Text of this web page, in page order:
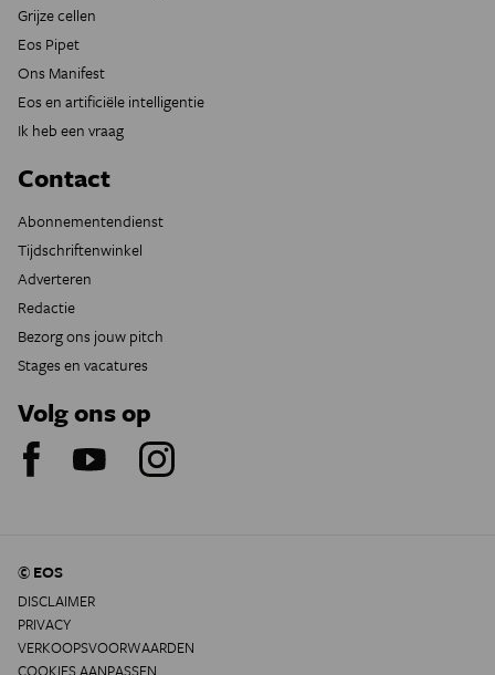
Grijze cellen
Eos Pipet
Ons Manifest
Eos en artificiële intelligentie
Ik heb een vraag
Contact
Abonnementendienst
Tijdschriftenwinkel
Adverteren
Redactie
Bezorg ons jouw pitch
Stages en vacatures
Volg ons op
© EOS
DISCLAIMER
PRIVACY
VERKOOPSVOORWAARDEN